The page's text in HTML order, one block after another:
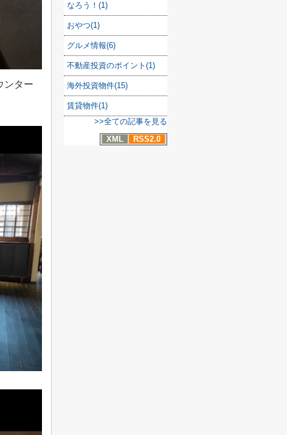
ンター
なろう！(1)
おやつ(1)
グルメ情報(6)
不動産投資のポイント(1)
海外投資物件(15)
賃貸物件(1)
>>全ての記事を見る
XML
RSS2.0